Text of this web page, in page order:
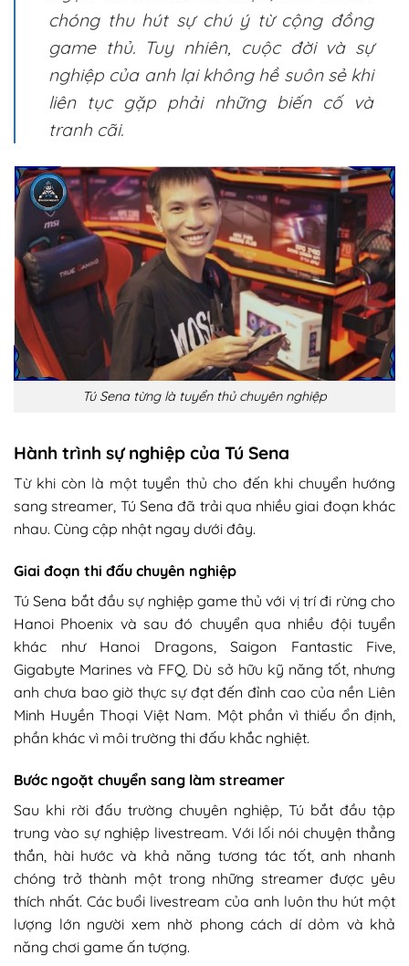
chóng thu hút sự chú ý từ cộng đồng
game thủ. Tuy nhiên, cuộc đời và sự
nghiệp của anh lại không hề suôn sẻ khi
liên tục gặp phải những biến cố và
tranh cãi.
Tú Sena từng là tuyển thủ chuyên nghiệp
Hành trình sự nghiệp của Tú Sena
Từ khi còn là một tuyển thủ cho đến khi chuyển hướng
sang streamer, Tú Sena đã trải qua nhiều giai đoạn khác
nhau. Cùng cập nhật ngay dưới đây.
Giai đoạn thi đấu chuyên nghiệp
Tú Sena bắt đầu sự nghiệp game thủ với vị trí đi rừng cho
Hanoi Phoenix và sau đó chuyển qua nhiều đội tuyển
khác như Hanoi Dragons, Saigon Fantastic Five,
Gigabyte Marines và FFQ. Dù sở hữu kỹ năng tốt, nhưng
anh chưa bao giờ thực sự đạt đến đỉnh cao của nền Liên
Minh Huyền Thoại Việt Nam. Một phần vì thiếu ổn định,
phần khác vì môi trường thi đấu khắc nghiệt.
Bước ngoặt chuyển sang làm streamer
Sau khi rời đấu trường chuyên nghiệp, Tú bắt đầu tập
trung vào sự nghiệp livestream. Với lối nói chuyện thẳng
thắn, hài hước và khả năng tương tác tốt, anh nhanh
chóng trở thành một trong những streamer được yêu
thích nhất. Các buổi livestream của anh luôn thu hút một
lượng lớn người xem nhờ phong cách dí dỏm và khả
năng chơi game ấn tượng.